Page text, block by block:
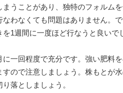
うことがあり、独特のフォルム
わなくても問題はありません。
1週間に一度ほど行なうと良いで
一回程度で充分です。強い肥料
ので注意しましょう。株もとが
落としましょう。